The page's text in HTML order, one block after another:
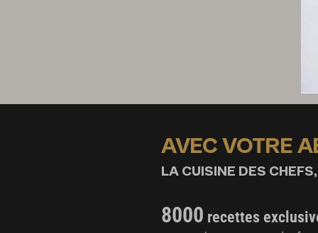
AVEC VOTRE
LA CUISINE DES
8000 recettes